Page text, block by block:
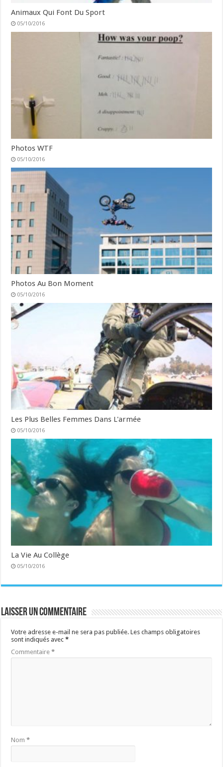
Animaux Qui Font Du Sport
05/10/2016
Photos WTF
05/10/2016
Photos Au Bon Moment
05/10/2016
Les Plus Belles Femmes Dans L'armée
05/10/2016
La Vie Au Collège
05/10/2016
Laisser un commentaire
Votre adresse e-mail ne sera pas publiée. Les champs obligatoires
sont indiqués avec*
Commentaire*
Nom*